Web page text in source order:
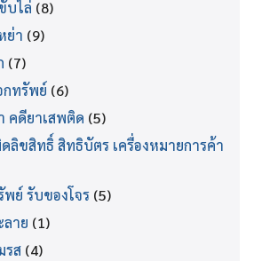
บไล่ (8)
ย่า (9)
(7)
ทรัพย์ (6)
คดียาเสพติด (5)
ลิขสิทธิ์ สิทธิบัตร เครื่องหมายการค้า
ย์ รับของโจร (5)
าย (1)
รส (4)